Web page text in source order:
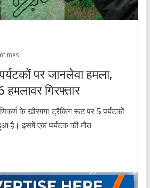
पर जानलेवा हमला,
गिरफ्तार
के खीरगंगा ट्रैकिंग रूट पर 5 पर्यटकों
है। इसमें एक पर्यटक की मौत